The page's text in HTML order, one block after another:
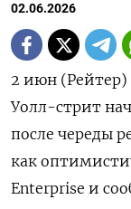
02.06.2026
2 июн
‌Уолл-стрит
после череды
‌как
Enterprise ​и